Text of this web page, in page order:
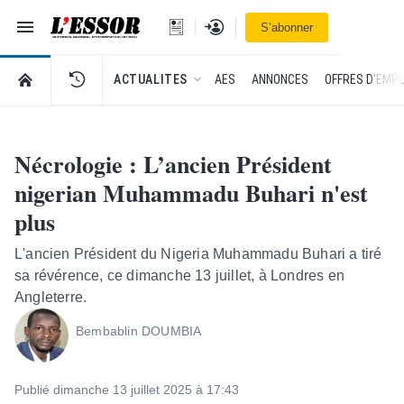
Navigation
L'Essor - retour à la une
Se connecterS’abonner
RETOUR À LA PAGE D’ACCUEIL DE L'ESSOR
ACTUALITES AES ANNONCES OFFRES
Nécrologie : L’ancien Président
nigerian Muhammadu Buhari n'est
plus
L'ancien Président du Nigeria Muhammadu Buhari a tiré
sa révérence, ce dimanche 13 juillet, à Londres en
Angleterre.
Bembablin DOUMBIA
Publié dimanche 13 juillet 2025 à 17:43